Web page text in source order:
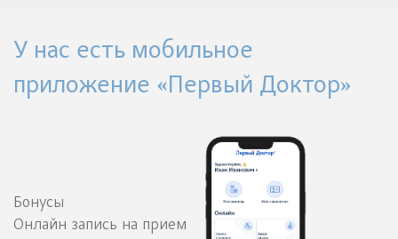
У нас есть мобильное
приложение «Первый Доктор»
Бонусы
Онлайн запись на прием